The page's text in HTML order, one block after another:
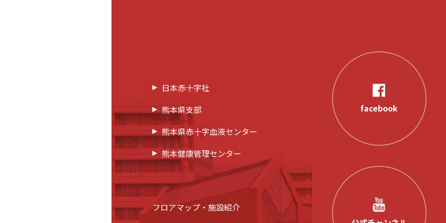
日本赤十字社
熊本県支部
熊本県赤十字血液センター
熊本健康管理センター
フロアマップ・施設紹介
facebook